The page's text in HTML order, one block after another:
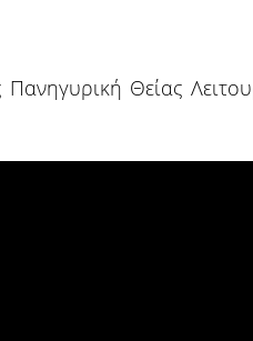
Θείας